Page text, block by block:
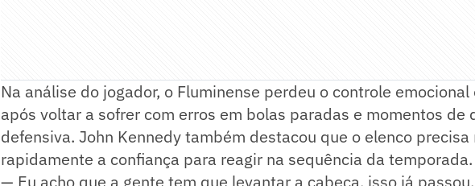
Na análise do jogador, o Fluminense perdeu o controle
após voltar a sofrer com erros em bolas paradas e momentos de
defensiva. John Kennedy também destacou que o elenco
rapidamente a confiança para reagir na sequência da temporada.